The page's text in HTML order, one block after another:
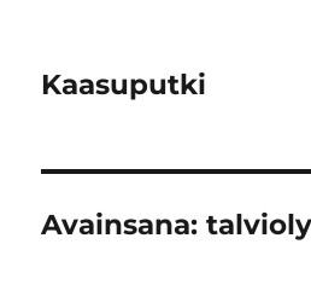
Kaasuputki
Avainsana: